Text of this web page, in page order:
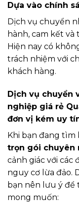
Dựa vào chính
Dịch vụ chuyển
hành, cam kết
Hiện nay có
trách nhiệm với
khách hàng.
Dịch vụ chuyển
nghiệp giá rẻ
đơn vị kém uy
Khi bạn đang tìm
trọn gói chuyên
cảnh giác với các
nguy cơ lừa đảo.
bạn nên lưu ý để
mong muốn: